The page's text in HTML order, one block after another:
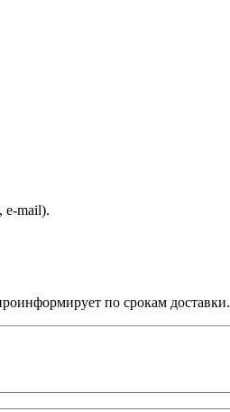
e-mail).
по срокам доставки.